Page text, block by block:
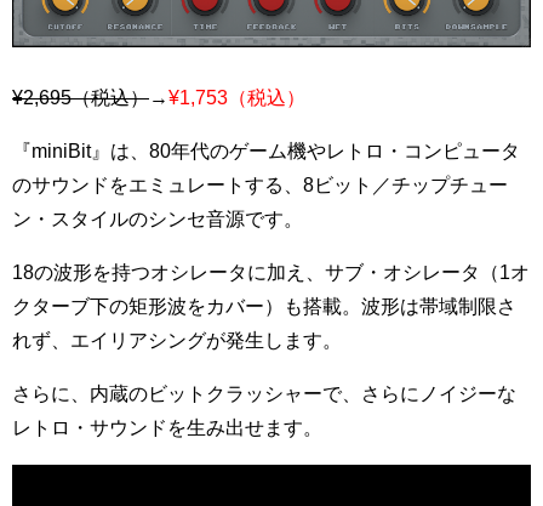
¥2,695（税込）→¥1,753（税込）
『miniBit』は、80年代のゲーム機やレトロ・コンピュータ
のサウンドをエミュレートする、8ビット／チップチュー
ン・スタイルのシンセ音源です。
18の波形を持つオシレータに加え、サブ・オシレータ（1オ
クターブ下の矩形波をカバー）も搭載。波形は帯域制限さ
れず、エイリアシングが発生します。
さらに、内蔵のビットクラッシャーで、さらにノイジーな
レトロ・サウンドを生み出せます。